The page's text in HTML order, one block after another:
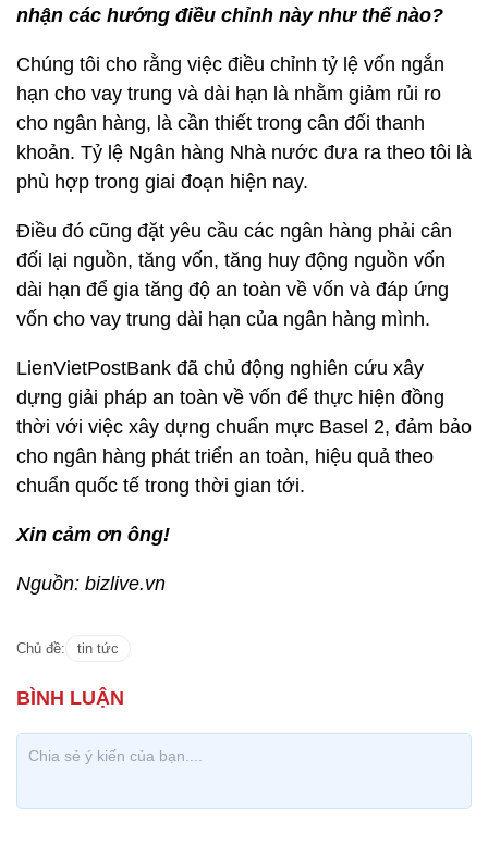
nhận các hướng điều chỉnh này như thế nào?
Chúng tôi cho rằng việc điều chỉnh tỷ lệ vốn ngắn
hạn cho vay trung và dài hạn là nhằm giảm rủi ro
cho ngân hàng, là cần thiết trong cân đối thanh
khoản. Tỷ lệ Ngân hàng Nhà nước đưa ra theo tôi là
phù hợp trong giai đoạn hiện nay.
Điều đó cũng đặt yêu cầu các ngân hàng phải cân
đối lại nguồn, tăng vốn, tăng huy động nguồn vốn
dài hạn để gia tăng độ an toàn về vốn và đáp ứng
vốn cho vay trung dài hạn của ngân hàng mình.
LienVietPostBank đã chủ động nghiên cứu xây
dựng giải pháp an toàn về vốn để thực hiện đồng
thời với việc xây dựng chuẩn mực Basel 2, đảm bảo
cho ngân hàng phát triển an toàn, hiệu quả theo
chuẩn quốc tế trong thời gian tới.
Xin cảm ơn ông!
Nguồn: bizlive.vn
Chủ đề: tin tức